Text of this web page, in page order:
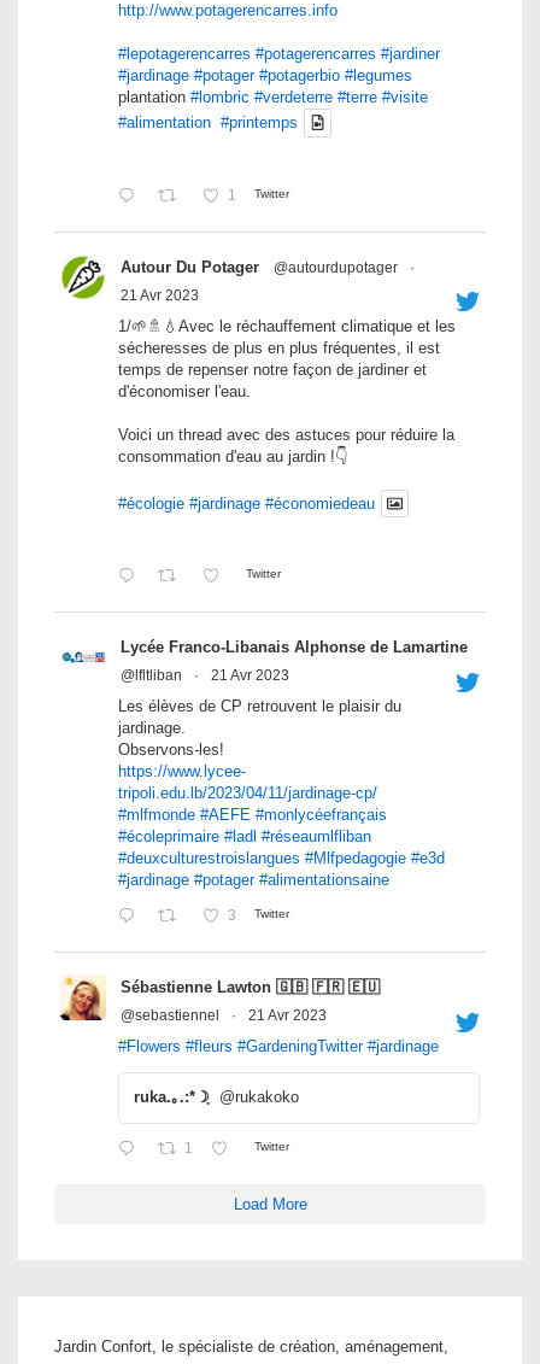
http://www.potagerencarres.info
#lepotagerencarres #potagerencarres #jardiner
#jardinage #potager #potagerbio #legumes
plantation #lombric #verdeterre #terre #visite
#alimentation #printemps
1 Twitter
Autour Du Potager @autourdupotager
·
21 Avr 2023
1/🌱🚿💧Avec le réchauffement climatique et les
sécheresses de plus en plus fréquentes, il est
temps de repenser notre façon de jardiner et
d'économiser l'eau.
Voici un thread avec des astuces pour réduire la
consommation d'eau au jardin !👇
#écologie #jardinage #économiedeau
Twitter
Lycée Franco-Libanais Alphonse de Lamartine
@lfltliban · 21 Avr 2023
Les élèves de CP retrouvent le plaisir du
jardinage.
Observons-les!
https://www.lycee-
tripoli.edu.lb/2023/04/11/jardinage-cp/
#mlfmonde #AEFE #monlycéefrançais
#écoleprimaire #ladl #réseaumlfliban
#deuxculturestroislangues #Mlfpedagogie #e3d
#jardinage #potager #alimentationsaine
3 Twitter
Sébastienne Lawton 🇬🇧 🇫🇷 🇪🇺
@sebastiennel · 21 Avr 2023
#Flowers #fleurs #GardeningTwitter #jardinage
ruka.｡.:*☽ฺ @rukakoko
1 Twitter
Load More
Jardin Confort, le spécialiste de création, aménagement,